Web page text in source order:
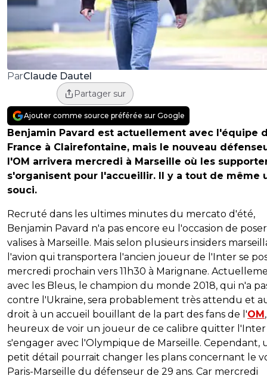
ParClaude Dautel
Partager sur
Ajouter comme source préférée sur Google
Benjamin Pavard est actuellement avec l'équipe
France à Clairefontaine, mais le nouveau
l'OM arrivera mercredi à Marseille où les
s'organisent pour l'accueillir. Il y a tout de même
souci.
Recruté dans les ultimes minutes du mercato d'été,
Benjamin Pavard n'a pas encore eu l'occasion de poser
valises à Marseille. Mais selon plusieurs insiders
l'avion qui transportera l'ancien joueur de l'Inter se
mercredi prochain vers 11h30 à Marignane.
avec les Bleus, le champion du monde 2018, qui n'a
contre l'Ukraine, sera probablement très attendu et
droit à un accueil bouillant de la part des fans de l'OM ,
heureux de voir un joueur de ce calibre quitter
s'engager avec l'Olympique de Marseille. Cependant,
petit détail pourrait changer les plans concernant le
Paris-Marseille du défenseur de 29 ans. Car mercredi